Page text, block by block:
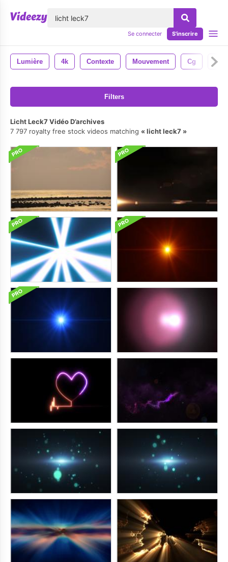
Se connecter S'inscrire
Lumière 4k Contexte Mouvement Cg Cgi
Filters
Licht Leck7 Vidéo D’archives
7 797 royalty free stock videos matching
licht leck7